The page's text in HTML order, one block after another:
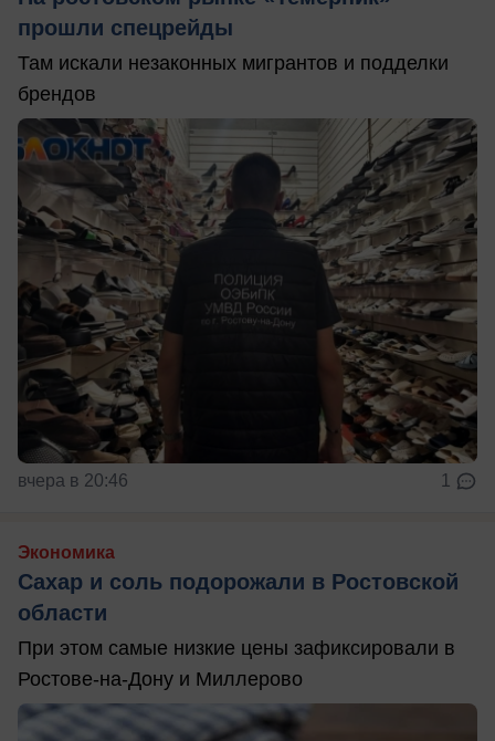
прошли спецрейды
Там искали незаконных мигрантов и подделки
брендов
вчера в 20:46 1
Экономика
Сахар и соль подорожали в Ростовской
области
При этом самые низкие цены зафиксировали в
Ростове-на-Дону и Миллерово